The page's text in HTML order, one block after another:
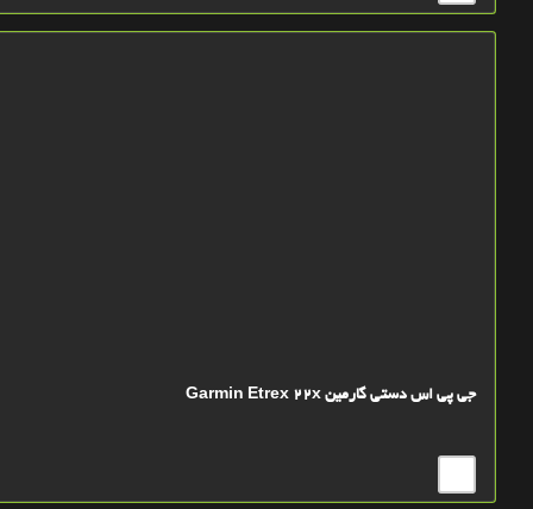
جی پی اس دستی گارمین Garmin Etrex 22x